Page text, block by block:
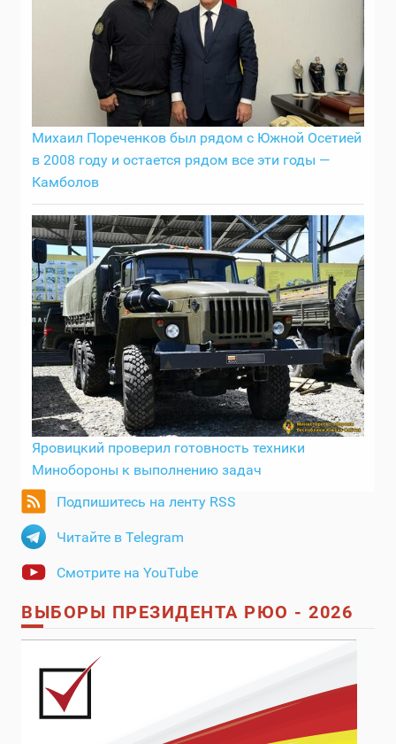
Михаил Пореченков был рядом с Южной Осетией
в 2008 году и остается рядом все эти годы —
Камболов
Яровицкий проверил готовность техники
Минобороны к выполнению задач
Подпишитесь на ленту RSS
Читайте в Telegram
Смотрите на YouTube
ВЫБОРЫ ПРЕЗИДЕНТА РЮО - 2026